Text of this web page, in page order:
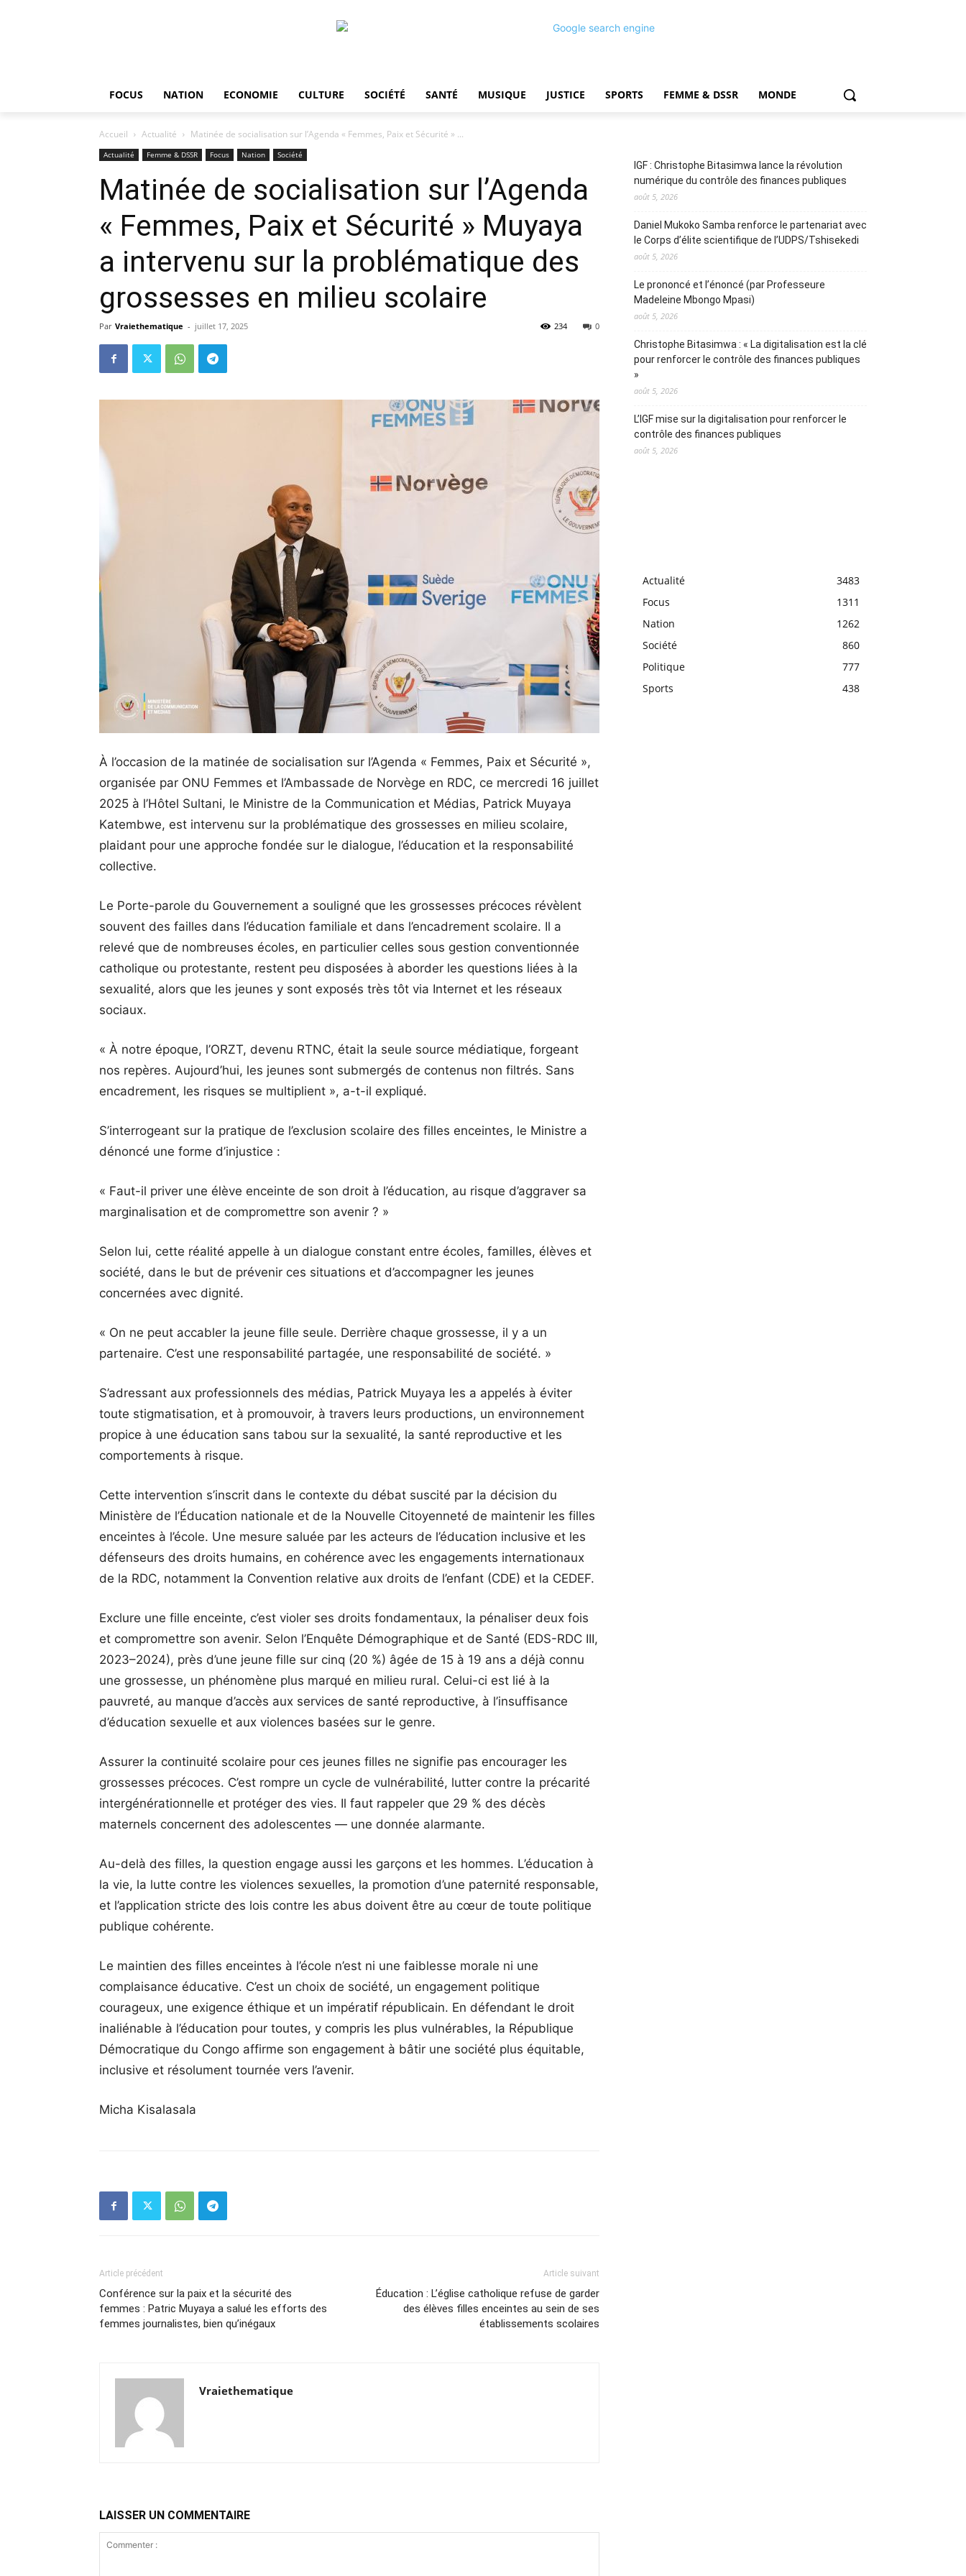
FOCUS NATION ECONOMIE CULTURE SOCIÉTÉ SANTÉ MUSIQUE JUSTICE SPORTS FEMME & DSSR MONDE
Accueil Actualité Matinée de socialisation sur l’Agenda « Femmes, Paix et Sécurité » ...
Actualité Femme & DSSR Focus Nation Société
Matinée de socialisation sur l’Agenda
« Femmes, Paix et Sécurité » Muyaya
a intervenu sur la problématique des
grossesses en milieu scolaire
Par Vraiethematique - juillet 17, 2025 0
234
À l’occasion de la matinée de socialisation sur l’Agenda « Femmes, Paix et Sécurité »,
organisée par ONU Femmes et l’Ambassade de Norvège en RDC, ce mercredi 16 juillet
2025 à l’Hôtel Sultani, le Ministre de la Communication et Médias, Patrick Muyaya
Katembwe, est intervenu sur la problématique des grossesses en milieu scolaire,
plaidant pour une approche fondée sur le dialogue, l’éducation et la responsabilité
collective.
Le Porte-parole du Gouvernement a souligné que les grossesses précoces révèlent
souvent des failles dans l’éducation familiale et dans l’encadrement scolaire. Il a
relevé que de nombreuses écoles, en particulier celles sous gestion conventionnée
catholique ou protestante, restent peu disposées à aborder les questions liées à la
sexualité, alors que les jeunes y sont exposés très tôt via Internet et les réseaux
sociaux.
« À notre époque, l’ORZT, devenu RTNC, était la seule source médiatique, forgeant
nos repères. Aujourd’hui, les jeunes sont submergés de contenus non filtrés. Sans
encadrement, les risques se multiplient », a-t-il expliqué.
S’interrogeant sur la pratique de l’exclusion scolaire des filles enceintes, le Ministre a
dénoncé une forme d’injustice :
« Faut-il priver une élève enceinte de son droit à l’éducation, au risque d’aggraver sa
marginalisation et de compromettre son avenir ? »
Selon lui, cette réalité appelle à un dialogue constant entre écoles, familles, élèves et
société, dans le but de prévenir ces situations et d’accompagner les jeunes
concernées avec dignité.
« On ne peut accabler la jeune fille seule. Derrière chaque grossesse, il y a un
partenaire. C’est une responsabilité partagée, une responsabilité de société. »
S’adressant aux professionnels des médias, Patrick Muyaya les a appelés à éviter
toute stigmatisation, et à promouvoir, à travers leurs productions, un environnement
propice à une éducation sans tabou sur la sexualité, la santé reproductive et les
comportements à risque.
Cette intervention s’inscrit dans le contexte du débat suscité par la décision du
Ministère de l’Éducation nationale et de la Nouvelle Citoyenneté de maintenir les filles
enceintes à l’école. Une mesure saluée par les acteurs de l’éducation inclusive et les
défenseurs des droits humains, en cohérence avec les engagements internationaux
de la RDC, notamment la Convention relative aux droits de l’enfant (CDE) et la CEDEF.
Exclure une fille enceinte, c’est violer ses droits fondamentaux, la pénaliser deux fois
et compromettre son avenir. Selon l’Enquête Démographique et de Santé (EDS-RDC III,
2023–2024), près d’une jeune fille sur cinq (20 %) âgée de 15 à 19 ans a déjà connu
une grossesse, un phénomène plus marqué en milieu rural. Celui-ci est lié à la
pauvreté, au manque d’accès aux services de santé reproductive, à l’insuffisance
d’éducation sexuelle et aux violences basées sur le genre.
Assurer la continuité scolaire pour ces jeunes filles ne signifie pas encourager les
grossesses précoces. C’est rompre un cycle de vulnérabilité, lutter contre la précarité
intergénérationnelle et protéger des vies. Il faut rappeler que 29 % des décès
maternels concernent des adolescentes — une donnée alarmante.
Au-delà des filles, la question engage aussi les garçons et les hommes. L’éducation à
la vie, la lutte contre les violences sexuelles, la promotion d’une paternité responsable,
et l’application stricte des lois contre les abus doivent être au cœur de toute politique
publique cohérente.
Le maintien des filles enceintes à l’école n’est ni une faiblesse morale ni une
complaisance éducative. C’est un choix de société, un engagement politique
courageux, une exigence éthique et un impératif républicain. En défendant le droit
inaliénable à l’éducation pour toutes, y compris les plus vulnérables, la République
Démocratique du Congo affirme son engagement à bâtir une société plus équitable,
inclusive et résolument tournée vers l’avenir.
Micha Kisalasala
Article précédent
Conférence sur la paix et la sécurité des
femmes : Patric Muyaya a salué les efforts des
femmes journalistes, bien qu’inégaux
Article suivant
Éducation : L’église catholique refuse de garder
des élèves filles enceintes au sein de ses
établissements scolaires
Vraiethematique
LAISSER UN COMMENTAIRE
IGF : Christophe Bitasimwa lance la révolution
numérique du contrôle des finances publiques
août 5, 2026
Daniel Mukoko Samba renforce le partenariat avec
le Corps d’élite scientifique de l’UDPS/Tshisekedi
août 5, 2026
Le prononcé et l’énoncé (par Professeure
Madeleine Mbongo Mpasi)
août 5, 2026
Christophe Bitasimwa : « La digitalisation est la clé
pour renforcer le contrôle des finances publiques
»
août 5, 2026
L’IGF mise sur la digitalisation pour renforcer le
contrôle des finances publiques
août 5, 2026
Actualité
3483
Focus
1311
Nation
1262
Société
860
Politique
777
Sports
438